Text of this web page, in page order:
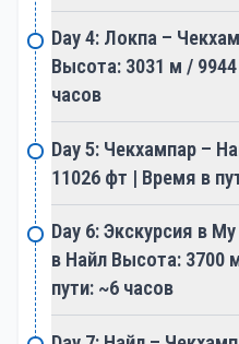
окружающие горные
духовного уединения.
Поход по долине Цум —
исследование
ландшафтов, но и
путешествие.
доступность региона
его первозданной
долине Цум по-
выбором для тех, кто
природы и культуры в
Day 4: Локпа –
Высота: 3031 м /
часов
Day 5: Чекхампар –
11026 фт | Время в
Day 6: Экскурсия в
в Найл Высота: 3700
пути: ~6 часов